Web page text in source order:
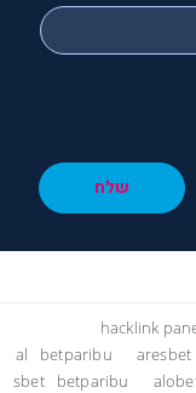
שלח
hacklink
al
betparibu aresbet
sbet
betparibu